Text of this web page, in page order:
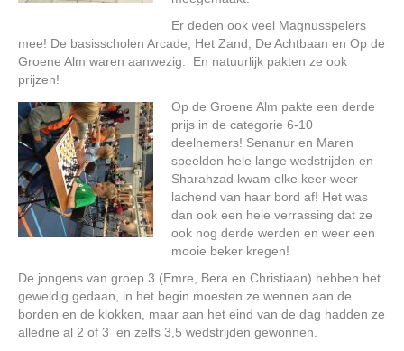
Er deden ook veel Magnusspelers
mee! De basisscholen Arcade, Het Zand, De Achtbaan en Op de
Groene Alm waren aanwezig. En natuurlijk pakten ze ook
prijzen!
Op de Groene Alm pakte een derde
prijs in de categorie 6-10
deelnemers! Senanur en Maren
speelden hele lange wedstrijden en
Sharahzad kwam elke keer weer
lachend van haar bord af! Het was
dan ook een hele verrassing dat ze
ook nog derde werden en weer een
mooie beker kregen!
De jongens van groep 3 (Emre, Bera en Christiaan) hebben het
geweldig gedaan, in het begin moesten ze wennen aan de
borden en de klokken, maar aan het eind van de dag hadden ze
alledrie al 2 of 3 en zelfs 3,5 wedstrijden gewonnen.